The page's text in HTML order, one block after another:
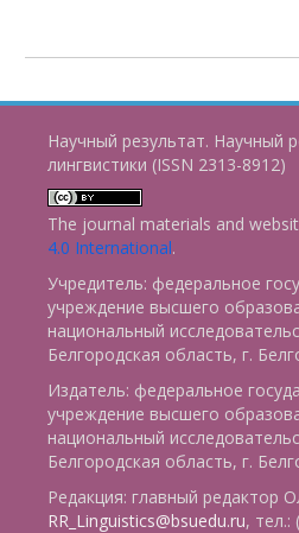
Научный результат. Научный
лингвистики (ISSN 2313-8912)
The journal materials and
4.0 International.
Учредитель: федеральное
учреждение высшего
национальный
Белгородская область, г.
Издатель: федеральное
учреждение высшего
национальный
Белгородская область, г.
Редакция: главный редактор
RR_Linguistics@bsuedu.ru, тел.: